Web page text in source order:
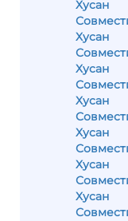
Хусан
Хусан
Хусан
Хусан
Хусан
Хусан
Хусан